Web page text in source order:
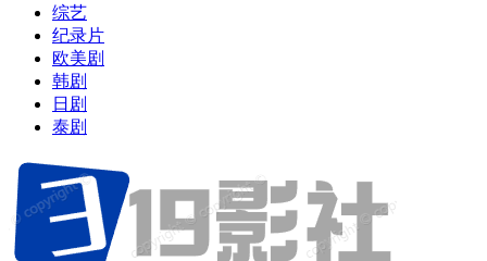
综艺
纪录片
欧美剧
韩剧
日剧
泰剧